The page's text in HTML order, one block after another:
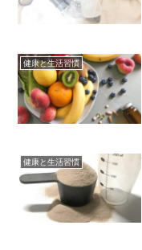
健康と生活習慣
健康と生活習慣